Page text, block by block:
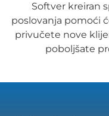
Softver kreiran
poslovanja pomoći
privučete nove
poboljšate